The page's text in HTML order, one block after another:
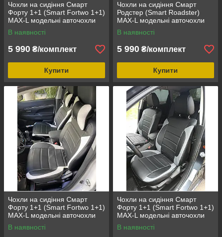
Чохли на сидіння Смарт
Форту 1+1 (Smart Fortwo 1+1)
MAX-L модельні авточохли
екошкіра аригона
В наявності
5 990 ₴/комплект
Купити
Чохли на сидіння Смарт
Родстер (Smart Roadster)
MAX-L модельні авточохли
екошкіра арігона
В наявності
5 990 ₴/комплект
Купити
Чохли на сидіння Смарт
Форту 1+1 (Smart Fortwo 1+1)
MAX-L модельні авточохли
екошкіра аригона Білий
В наявності
Чохли на сидіння Смарт
Форту 1+1 (Smart Fortwo 1+1)
MAX-L модельні авточохли
екошкіра аригона Сірий
В наявності